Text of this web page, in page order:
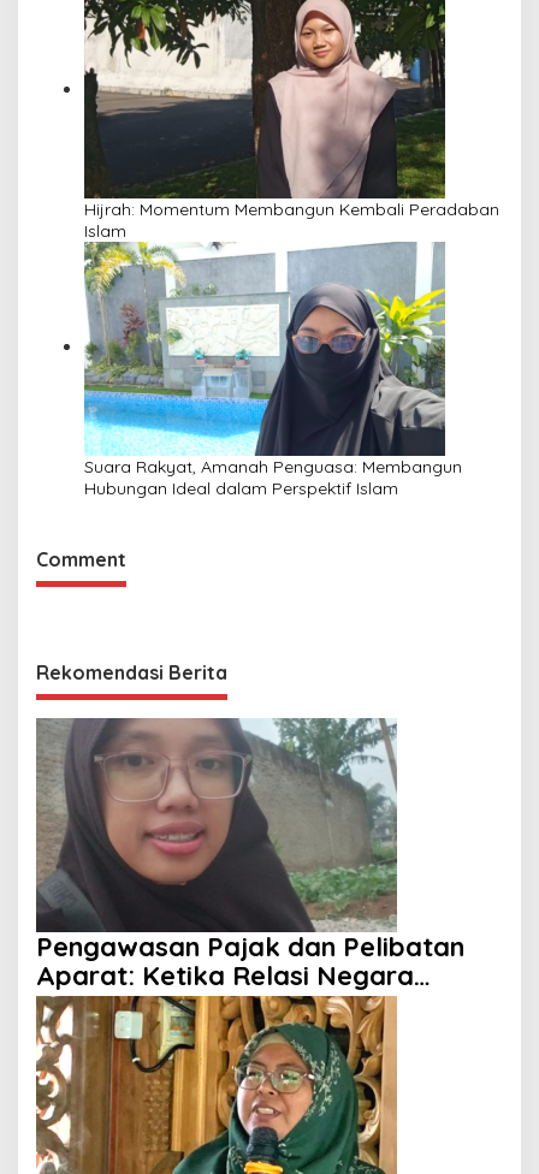
Hijrah: Momentum Membangun Kembali Peradaban
Islam
Suara Rakyat, Amanah Penguasa: Membangun
Hubungan Ideal dalam Perspektif Islam
Comment
Rekomendasi Berita
Pengawasan Pajak dan Pelibatan
Aparat: Ketika Relasi Negara
dengan Rakyat Dipertanyakan